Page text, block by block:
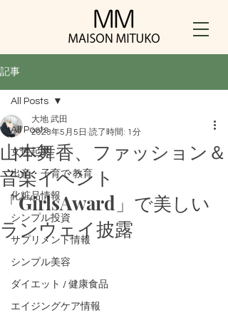
記事
All Posts
女性起業
出産・子育て ​教育
化粧品情報
シンプル投資
サプリメント情報
シンプル美容
ダイエット / 健康食品
エイジングケア情報
All Posts
山本舞香、ファッション＆
音楽イベント
「GirlsAward」で美しい
ランウェイ披露
大地 武田
2023年5月5日 読了時間: 1分